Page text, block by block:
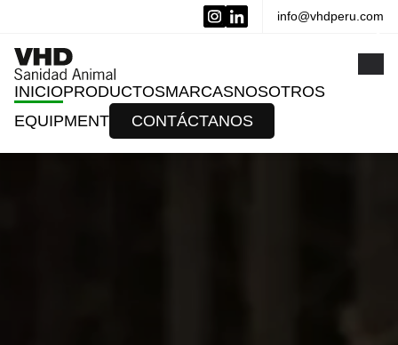
info@vhdperu.com
INICIOPRODUCTOSMARCASNOSOTROS
EQUIPMENT
CONTÁCTANOS